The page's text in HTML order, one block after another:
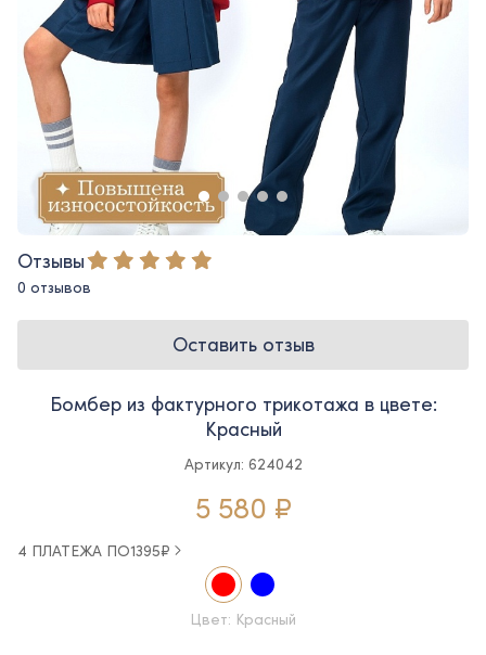
Отзывы
0 отзывов
Оставить отзыв
Бомбер из фактурного трикотажа в цвете:
Красный
Артикул: 624042
5 580 ₽
4 ПЛАТЕЖА ПО1395₽
Цвет: Красный